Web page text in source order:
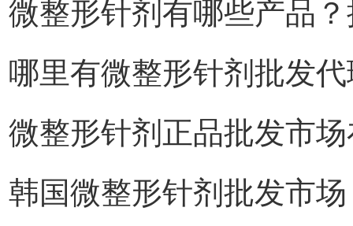
微整形针剂有哪些产品
哪里有微整形针剂批发
微整形针剂正品批发市
韩国微整形针剂批发市